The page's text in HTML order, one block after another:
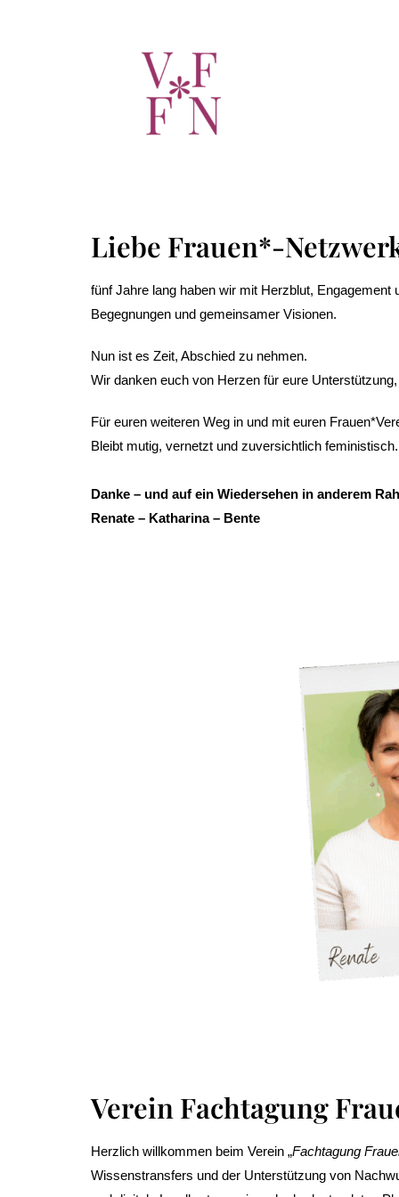
Liebe Frauen*-
fünf Jahre lang haben wir mit Herzblut,
Begegnungen und gemeinsamer Visionen.
Nun ist es Zeit, Abschied zu nehmen.
Wir danken euch von Herzen für eure
Für euren weiteren Weg in und mit euren
Bleibt mutig, vernetzt und zuversichtlich
Danke – und auf ein Wiedersehen in anderem
Renate – Katharina – Bente
Verein Fachtagung
Herzlich willkommen beim Verein „Fachtagung
Wissenstransfers und der Unterstützung von